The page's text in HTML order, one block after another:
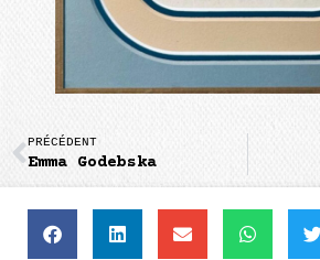
PRÉCÉDENT
Emma Godebska